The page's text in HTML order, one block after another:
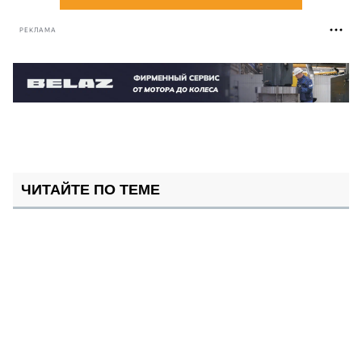
РЕКЛАМА
ЧИТАЙТЕ ПО ТЕМЕ